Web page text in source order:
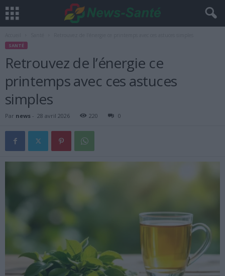
SANTÉ
Retrouvez de l’énergie ce
printemps avec ces astuces
simples
Par news - 28 avril 2026 220 0